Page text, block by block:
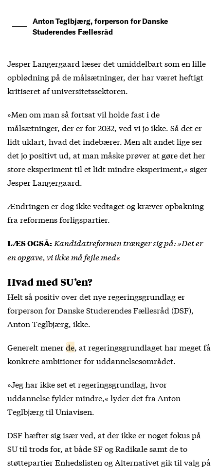
Anton Teglbjærg, forperson for Danske
Studerendes Fællesråd
Jesper Langergaard læser det umiddelbart som en lille
opblødning på de målsætninger, der har været heftigt
kritiseret af universitetssektoren.
»Men om man så fortsat vil holde fast i de
målsætninger, der er for 2032, ved vi jo ikke. Så det er
lidt uklart, hvad det indebærer. Men alt andet lige ser
det jo positivt ud, at man måske prøver at gøre det her
store eksperiment til et lidt mindre eksperiment,« siger
Jesper Langergaard.
Ændringen er dog ikke vedtaget og kræver opbakning
fra reformens forligspartier.
LÆS OGSÅ: Kandidatreformen trænger sig på: »Det er
en opgave, vi ikke må fejle med«
Hvad med SU’en?
Helt så positiv over det nye regeringsgrundlag er
forperson for Danske Studerendes Fællesråd (DSF),
Anton Teglbjærg, ikke.
Generelt menerde , at regeringsgrundlaget har meget få
konkrete ambitioner for uddannelsesområdet.
»Jeg har ikke set et regeringsgrundlag, hvor
uddannelse fylder mindre,« lyder det fra Anton
Teglbjærg til Uniavisen.
DSF hæfter sig især ved, at der ikke er noget fokus på
SU til trods for, at både SF og Radikale samt de to
støttepartier Enhedslisten og Alternativet gik til valg på